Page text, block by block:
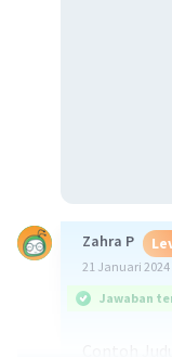
Zahra P
21 Januari 2024
Jawaban